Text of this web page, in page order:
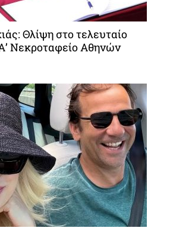
Θλίψη στο τελευταίο
Νεκροταφείο Αθηνών